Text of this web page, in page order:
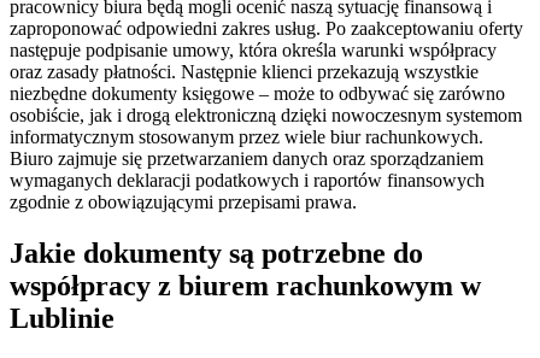
pracownicy biura będą mogli ocenić naszą sytuację finansową i
zaproponować odpowiedni zakres usług. Po zaakceptowaniu oferty
następuje podpisanie umowy, która określa warunki współpracy
oraz zasady płatności. Następnie klienci przekazują wszystkie
niezbędne dokumenty księgowe – może to odbywać się zarówno
osobiście, jak i drogą elektroniczną dzięki nowoczesnym systemom
informatycznym stosowanym przez wiele biur rachunkowych.
Biuro zajmuje się przetwarzaniem danych oraz sporządzaniem
wymaganych deklaracji podatkowych i raportów finansowych
zgodnie z obowiązującymi przepisami prawa.
Jakie dokumenty są potrzebne do
współpracy z biurem rachunkowym w
Lublinie